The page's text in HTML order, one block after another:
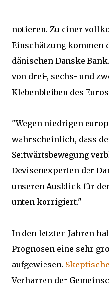
notieren. Zu einer
Einschätzung kommen
dänischen Danske
von drei-, sechs- und
Klebenbleiben des
"Wegen niedrigen
wahrscheinlich, dass
Seitwärtsbewegung
Devisenexperten der
unseren Ausblick für
unten korrigiert."
In den letzten Jahren
Prognosen eine sehr
aufgewiesen.
Verharren der